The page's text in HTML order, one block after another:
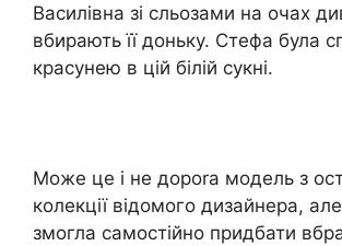
Василівна зі сльозами на очах
вбирають її доньку. Стефа була
красунею в цій білій сукні.
Може це і не дороrа модель з
колекції відомого дизайнера,
змогла самостійно придбати